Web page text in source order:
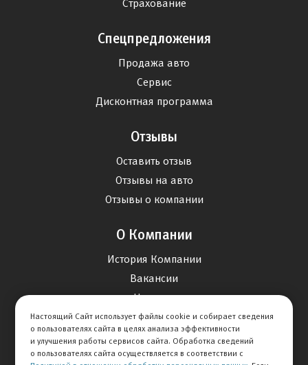
Страхование
Спецпредложения
Продажа авто
Сервис
Дисконтная программа
Отзывы
Оставить отзыв
Отзывы на авто
Отзывы о компании
О Компании
История Компании
Вакансии
Новости
Карта сайта
Настоящий Сайт использует файлы cookie и собирает сведения
о пользователях сайта в целях анализа эффективности
и улучшения работы сервисов сайта. Обработка сведений
о пользователях сайта осуществляется в соответствии с